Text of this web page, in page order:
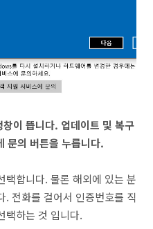
이 뜹니다. 업데이트 및 복구
문의 버튼을 누릅니다.
택합니다. 물론 해외에 있는 분
. 전화를 걸어서 인증번호를 직
택하는 것 입니다.